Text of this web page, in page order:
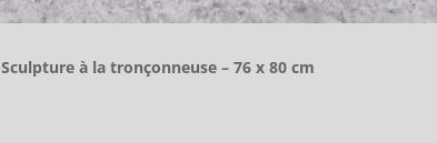
Sculpture à la tronçonneuse – 76 x 80 cm